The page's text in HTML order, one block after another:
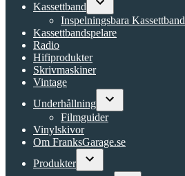
Kassettband
Open
dropdown
menu
Inspelningsbara Kassettband
Kassettbandspelare
Radio
Hifiprodukter
Skrivmaskiner
Vintage
Underhållning
Open
Filmguider
Vinylskivor
Om FranksGarage.se
Produkter
Open